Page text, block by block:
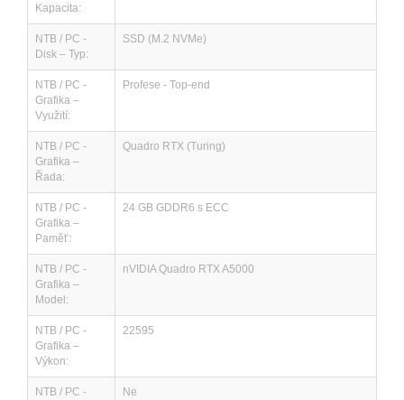
Kapacita:
NTB / PC -
Disk – Typ:
SSD (M.2 NVMe)
NTB / PC -
Grafika –
Využití:
Profese - Top-end
NTB / PC -
Grafika –
Řada:
Quadro RTX (Turing)
NTB / PC -
Grafika –
Paměť:
24 GB GDDR6 s ECC
NTB / PC -
Grafika –
Model:
nVIDIA Quadro RTX A5000
NTB / PC -
Grafika –
Výkon:
22595
NTB / PC -
Ne